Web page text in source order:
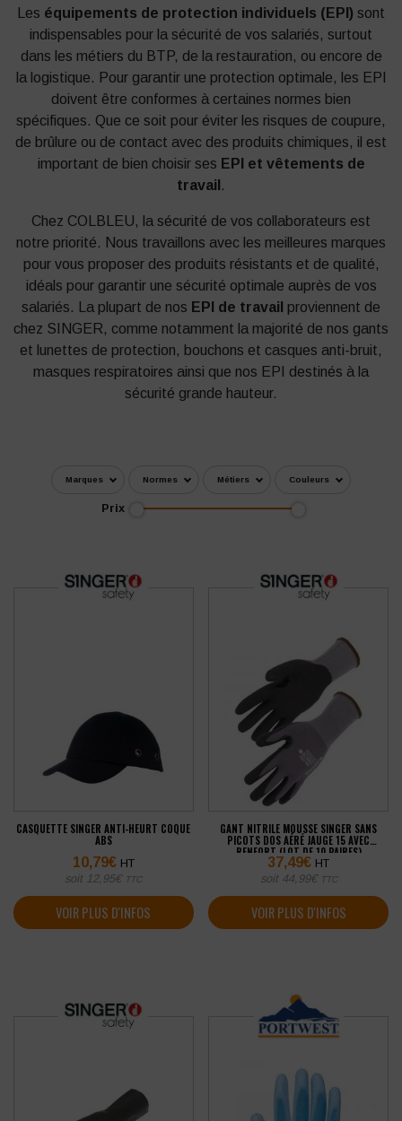
Les équipements de protection individuels (EPI) sont
indispensables pour la sécurité de vos salariés, surtout
dans les métiers du BTP, de la restauration, ou encore de
la logistique. Pour garantir une protection optimale, les EPI
doivent être conformes à certaines normes bien
spécifiques. Que ce soit pour éviter les risques de coupure,
de brûlure ou de contact avec des produits chimiques, il est
important de bien choisir ses EPI et vêtements de
travail .
Chez COLBLEU, la sécurité de vos collaborateurs est
notre priorité. Nous travaillons avec les meilleures marques
pour vous proposer des produits résistants et de qualité,
idéals pour garantir une sécurité optimale auprès de vos
salariés. La plupart de nos EPI de travail proviennent de
chez SINGER, comme notamment la majorité de nos gants
et lunettes de protection, bouchons et casques anti-bruit,
masques respiratoires ainsi que nos EPI destinés à la
sécurité grande hauteur.
Marques Normes Métiers Couleurs
Prix
CASQUETTE SINGER ANTI-HEURT COQUE
ABS
10,79€ HT
soit 12,95€ TTC
VOIR PLUS D'INFOS
GANT NITRILE MOUSSE SINGER SANS
PICOTS DOS AÉRÉ JAUGE 15 AVEC
RENFORT (LOT DE 10 PAIRES)
37,49€ HT
soit 44,99€ TTC
VOIR PLUS D'INFOS